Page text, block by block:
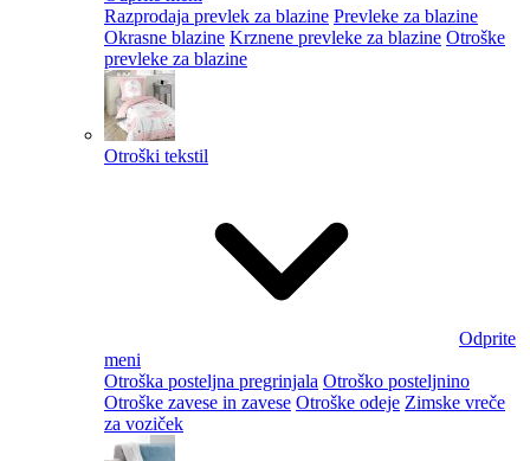
Razprodaja prevlek za blazine Prevleke za blazine
Okrasne blazine Krznene prevleke za blazine Otroške
prevleke za blazine
Otroški tekstil
Odprite
meni
Otroška posteljna pregrinjala Otroško posteljnino
Otroške zavese in zavese Otroške odeje Zimske vreče
za voziček